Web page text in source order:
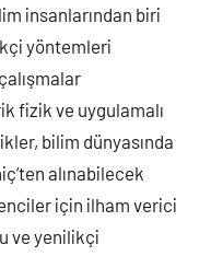
insanlarından biri
yöntemleri
fizik ve uygulamalı
bilim dünyasında
alınabilecek
için ilham verici
ve yenilikçi